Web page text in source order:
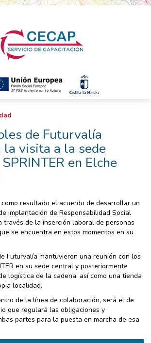
de Futurvalía
la visita a la sede
en Elche
resultado el acuerdo de desarrollar un
​implantación de ​Responsabilidad Social
través de la inserción laboral de personas
se encuentra en estos momentos en su
Futurvalía mantuvieron una reunión con los
en su sede central y posteriormente
logística de la cadena, así como una tienda
localidad.
de la línea de colaboración, será el de
que regulará las obligaciones y
partes para la puesta en marcha de esa